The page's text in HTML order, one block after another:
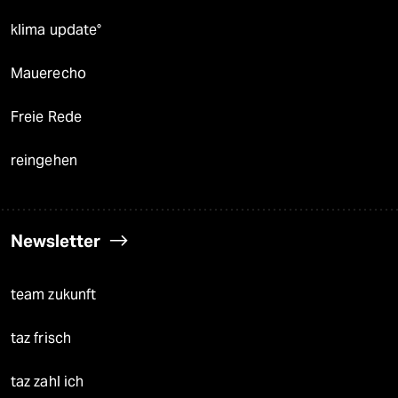
klima update°
Mauerecho
Freie Rede
reingehen
Newsletter
team zukunft
taz frisch
taz zahl ich